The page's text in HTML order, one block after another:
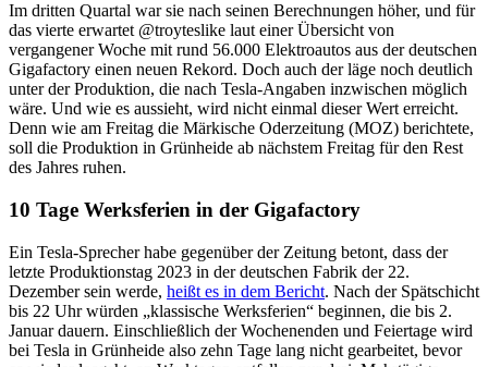
Im dritten Quartal war sie nach seinen Berechnungen höher, und für
das vierte erwartet @troyteslike laut einer Übersicht von
vergangener Woche mit rund 56.000 Elektroautos aus der deutschen
Gigafactory einen neuen Rekord. Doch auch der läge noch deutlich
unter der Produktion, die nach Tesla-Angaben inzwischen möglich
wäre. Und wie es aussieht, wird nicht einmal dieser Wert erreicht.
Denn wie am Freitag die Märkische Oderzeitung (MOZ) berichtete,
soll die Produktion in Grünheide ab nächstem Freitag für den Rest
des Jahres ruhen.
10 Tage Werksferien in der Gigafactory
Ein Tesla-Sprecher habe gegenüber der Zeitung betont, dass der
letzte Produktionstag 2023 in der deutschen Fabrik der 22.
Dezember sein werde, heißt es in dem Bericht. Nach der Spätschicht
bis 22 Uhr würden „klassische Werksferien“ beginnen, die bis 2.
Januar dauern. Einschließlich der Wochenenden und Feiertage wird
bei Tesla in Grünheide also zehn Tage lang nicht gearbeitet, bevor